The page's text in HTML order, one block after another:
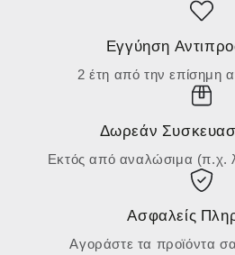
Εγγύηση
2 έτη από την επίσημη
Δωρεάν
Εκτός από αναλώσιμα (π.χ.
Ασφαλείς
Αγοράστε τα προϊόντα